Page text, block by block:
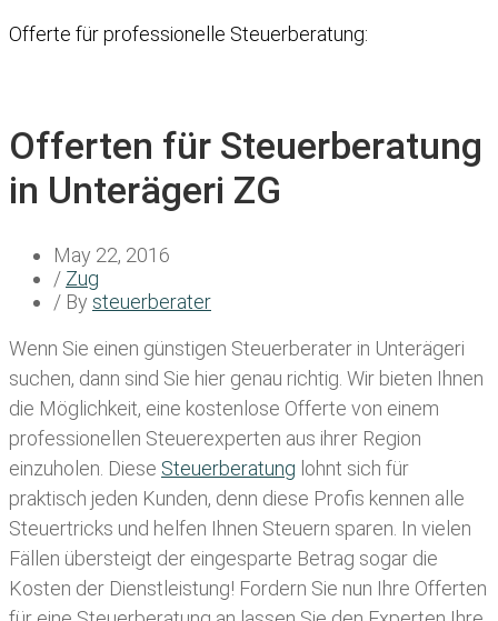
Offerte für professionelle Steuerberatung:
Offerten für Steuerberatung
in Unterägeri ZG
May 22, 2016
/ Zug
/ By steuerberater
Wenn Sie einen günstigen Steuerberater in Unterägeri
suchen, dann sind Sie hier genau richtig. Wir bieten Ihnen
die Möglichkeit, eine kostenlose Offerte von einem
professionellen Steuerexperten aus ihrer Region
einzuholen. Diese Steuerberatung lohnt sich für
praktisch jeden Kunden, denn diese Profis kennen alle
Steuertricks und helfen Ihnen Steuern sparen. In vielen
Fällen übersteigt der eingesparte Betrag sogar die
Kosten der Dienstleistung! Fordern Sie nun Ihre Offerten